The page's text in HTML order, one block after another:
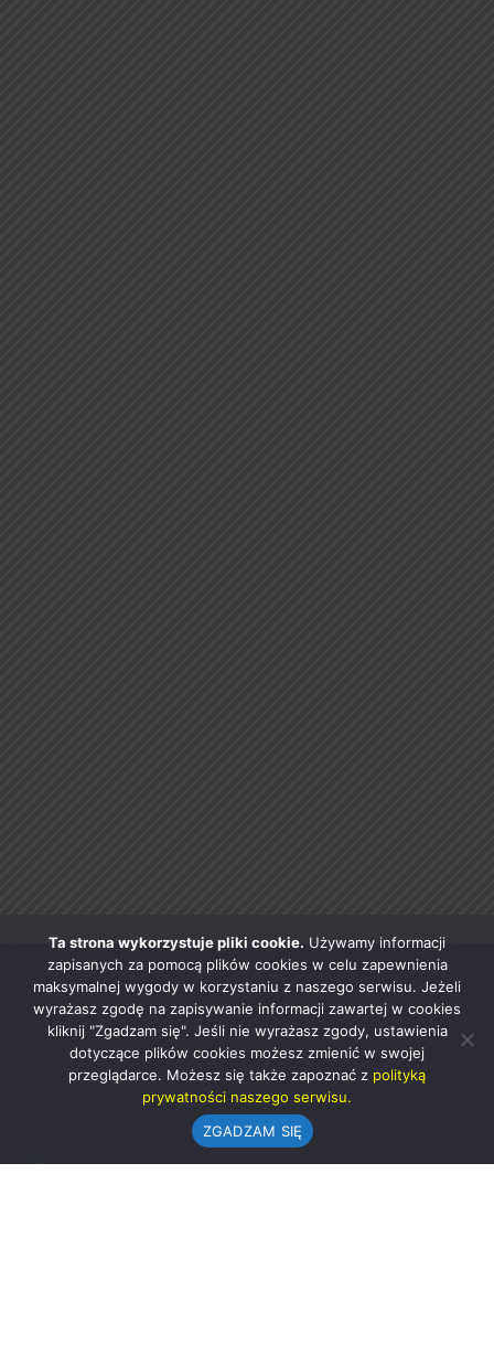
Ta strona wykorzystuje pliki cookie. Używamy informacji
zapisanych za pomocą plików cookies w celu zapewnienia
maksymalnej wygody w korzystaniu z naszego serwisu. Jeżeli
wyrażasz zgodę na zapisywanie informacji zawartej w cookies
kliknij "Zgadzam się". Jeśli nie wyrażasz zgody, ustawienia
dotyczące plików cookies możesz zmienić w swojej
przeglądarce. Możesz się także zapoznać z polityką
prywatności naszego serwisu.
ZGADZAM SIĘ